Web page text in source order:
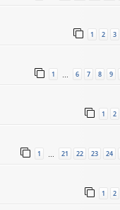
1 2 3
1 6 7 8 9
1 2
1 21 22 23 24
1 2